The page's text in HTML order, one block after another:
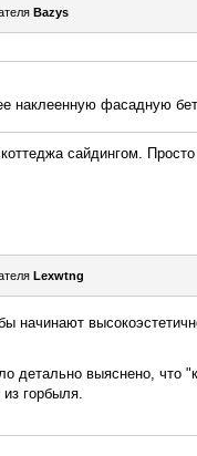
Bazys
наклеенную фасадную
сайдингом.
Lexwtng
начинают
детально выяснено, что
горбыля.